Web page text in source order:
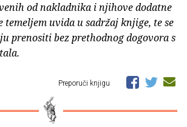
od nakladnika i njihove dodatne
temeljem uvida u sadržaj knjige, te se
prenositi bez prethodnog dogovora s
Preporuči knjigu